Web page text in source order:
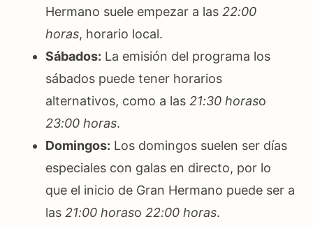
Hermano suele empezar a las 22:00
horas, horario local.
Sábados: La emisión del programa los
sábados puede tener horarios
alternativos, como a las 21:30 horaso
23:00 horas.
Domingos: Los domingos suelen ser días
especiales con galas en directo, por lo
que el inicio de Gran Hermano puede ser a
las 21:00 horaso 22:00 horas.